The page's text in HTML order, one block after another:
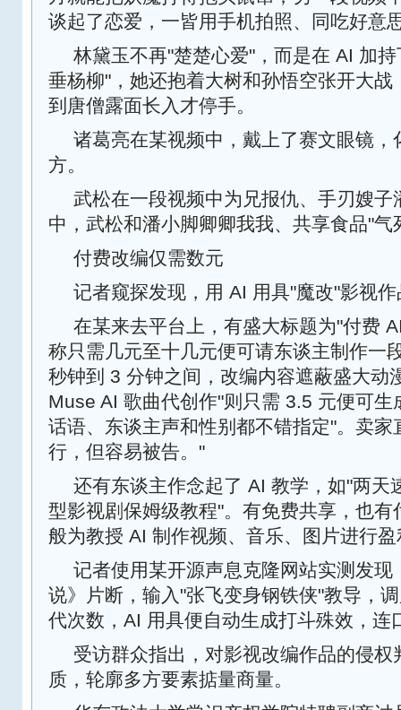
谈起了恋爱，一皆用手机拍照、同吃好意
林黛玉不再"楚楚心爱"，而是在 AI 加
垂杨柳"，她还抱着大树和孙悟空张开大战
到唐僧露面长入才停手。
诸葛亮在某视频中，戴上了赛文眼镜，
方。
武松在一段视频中为兄报仇、手刃嫂子
中，武松和潘小脚卿卿我我、共享食品"
付费改编仅需数元
记者窥探发现，用 AI 用具"魔改"影视
在某来去平台上，有盛大标题为"付费
称只需几元至十几元便可请东谈主制作一
秒钟到 3 分钟之间，改编内容遮蔽盛大动
Muse AI 歌曲代创作"则只需 3.5 元便可生
话语、东谈主声和性别都不错指定"。卖家
行，但容易被告。"
还有东谈主作念起了 AI 教学，如"两天
型影视剧保姆级教程"。有免费共享，也有
般为教授 AI 制作视频、音乐、图片进行
记者使用某开源声息克隆网站实测发现
说》片断，输入"张飞变身钢铁侠"教导，
代次数，AI 用具便自动生成打斗殊效，连
受访群众指出，对影视改编作品的侵权
质，轮廓多方要素掂量商量。